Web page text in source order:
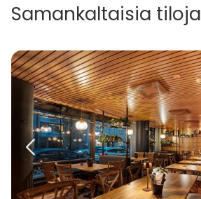
Samankaltaisia tiloja